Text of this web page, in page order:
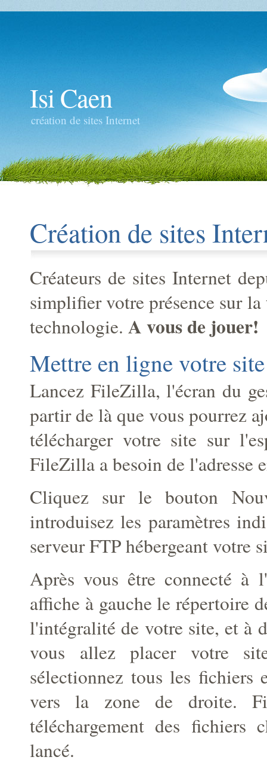
Isi Caen
création de sites Internet
Création de sites
Créateurs de sites Internet
simplifier votre présence sur
technologie. A vous de jouer!
Mettre en ligne votre
Lancez FileZilla, l'écran du
partir de là que vous pourrez
télécharger votre site sur
FileZilla a besoin de l'adresse
Cliquez sur le bouton
introduisez les paramètres
serveur FTP hébergeant votre
Après vous être connecté à
affiche à gauche le répertoire
l'intégralité de votre site, et à
vous allez placer votre
sélectionnez tous les fichiers
vers la zone de droite.
téléchargement des fichiers
lancé.